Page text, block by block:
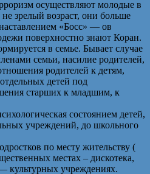
осуществляют молодые в
не зрелый возраст, они больше
«Босс» — ов
поверхностно знают Коран.
в семье. Бывает случае
семьи, насилие родителей,
родителей к детям,
детей под
старших к младшим, к
состоянием детей,
учреждений, до школьного
по месту жительству (
местах – дискотека,
культурных учреждениях.